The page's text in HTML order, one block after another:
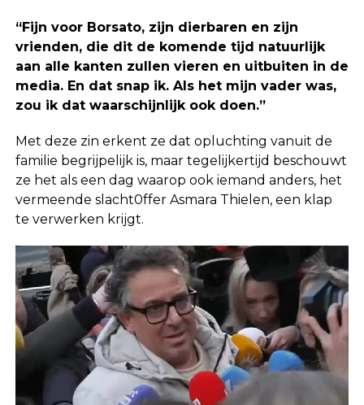
“Fijn voor Borsato, zijn dierbaren en zijn
vrienden, die dit de komende tijd natuurlijk
aan alle kanten zullen vieren en uitbuiten in de
media. En dat snap ik. Als het mijn vader was,
zou ik dat waarschijnlijk ook doen.”
Met deze zin erkent ze dat opluchting vanuit de
familie begrijpelijk is, maar tegelijkertijd beschouwt
ze het als een dag waarop ook iemand anders, het
vermeende slacht0ffer Asmara Thielen, een klap
te verwerken krijgt.